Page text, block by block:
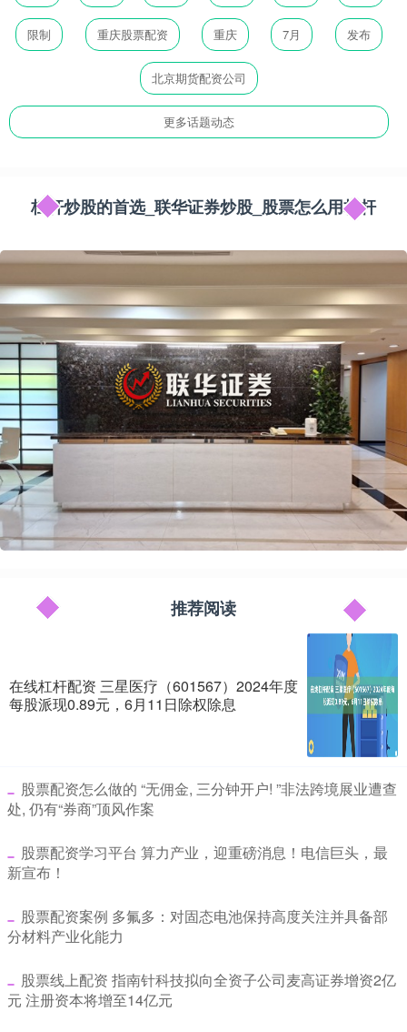
限制 重庆股票配资 重庆 7月 发布
北京期货配资公司
更多话题动态
杠杆炒股的首选_联华证券炒股_股票怎么用杠杆
推荐阅读
在线杠杆配资 三星医疗（601567）2024年度
每股派现0.89元，6月11日除权除息
​股票配资怎么做的 “无佣金, 三分钟开户! ”非法跨境展业遭查
处, 仍有“券商”顶风作案
​股票配资学习平台 算力产业，迎重磅消息！电信巨头，最
新宣布！
​股票配资案例 多氟多：对固态电池保持高度关注并具备部
分材料产业化能力
​股票线上配资 指南针科技拟向全资子公司麦高证券增资2亿
元 注册资本将增至14亿元